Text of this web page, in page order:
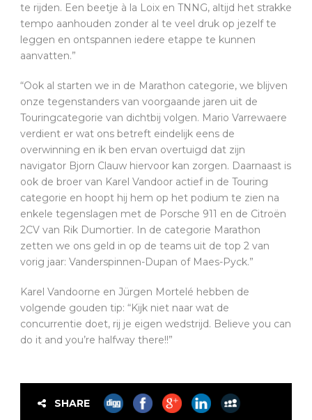
te rijden. Een beetje à la Loix en TNNG, altijd het strakke
tempo aanhouden zonder al te veel druk op jezelf te
leggen en ontspannen iedere etappe te kunnen
aanvatten.”
“Ook al starten we in de Marathon categorie, we blijven
onze tegenstanders van voorgaande jaren uit de
Touringcategorie van dichtbij volgen. Mario Varrewaere
verdient er wat ons betreft eindelijk eens de
overwinning en ik ben ervan overtuigd dat zijn
navigator Bjorn Clauw hiervoor kan zorgen. Daarnaast is
ook de broer van Karel Vandoor actief in de Touring
categorie en hoopt hij hem op het podium te zien na
enkele tegenslagen met de Porsche 911 en de Citroën
2CV van Rik Dumortier. In de categorie Marathon
zetten we ons geld in op de teams uit de top 2 van
vorig jaar: Vanderspinnen-Dupan of Maes-Pyck.”
Karel Vandoorne en Jürgen Mortelé hebben de
volgende gouden tip: “Kijk niet naar wat de
concurrentie doet, rij je eigen wedstrijd. Believe you can
do it and you’re halfway there!!”
SHARE